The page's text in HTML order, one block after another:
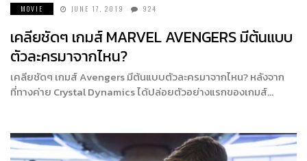
MOVIE JUNE 17, 2019 924
เคลียชัดๆ เกมส์ MARVEL AVENGERS มีต้นแบบ
ตัวละครมาจากไหน?
เคลียชัดๆ เกมส์ Avengers มีต้นแบบตัวละครมาจากไหน? หลังจาก
ที่ทางค่าย Crystal Dynamics ได้ปล่อยตัวอย่างแรกของเกมส์…